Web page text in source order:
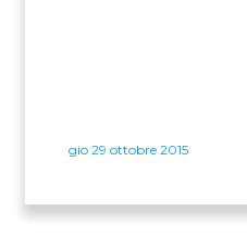
gio 29 ottobre 2015